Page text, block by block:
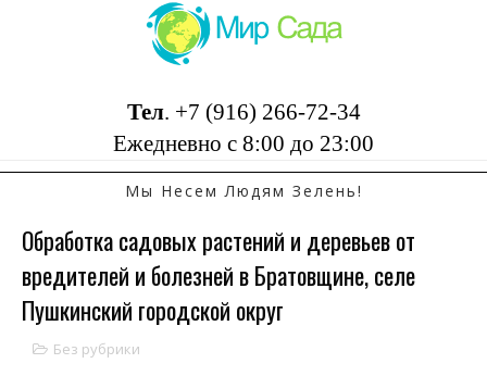
Тел. +7 (916) 266-72-34
Ежедневно с 8:00 до 23:00
Мы Несем Людям Зелень!
Обработка садовых растений и деревьев от
вредителей и болезней в Братовщине, селе
Пушкинский городской округ
Без рубрики